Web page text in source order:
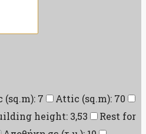
7
Attic (sq.m): 70
height: 3,53
Rest for